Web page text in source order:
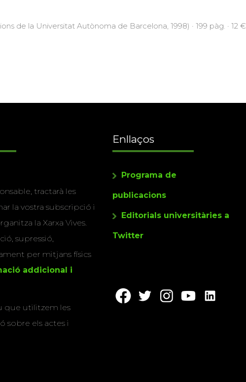
de la Universitat Autònoma de Barcelona, 1998) · 199 pàg. · 12 €
tractarà les
la vostra subscripció i
la Xarxa Vives.
supressió,
per mitjans físics
addicional i
que utilitzem les
sobre els actes i
Enllaços
Programa de
publicacions
Editorials universitàries a
Twitter